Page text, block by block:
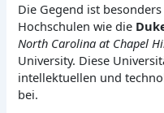
Die Gegend ist
Hochschulen wie die
North Carolina at Chapel
University. Diese
intellektuellen und
bei.